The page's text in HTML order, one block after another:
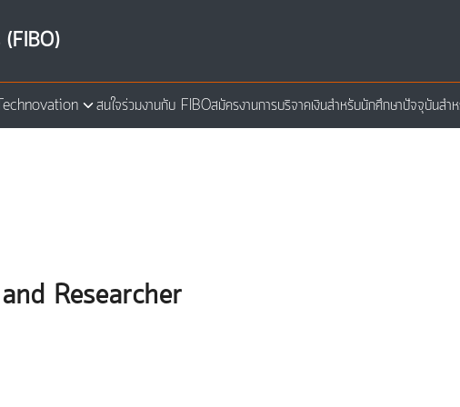
สนใจร่วมงานกับ FIBOสมัครงานการบริจาคเงินสำหรับนักศึกษาปัจจุบันสำ
Researcher